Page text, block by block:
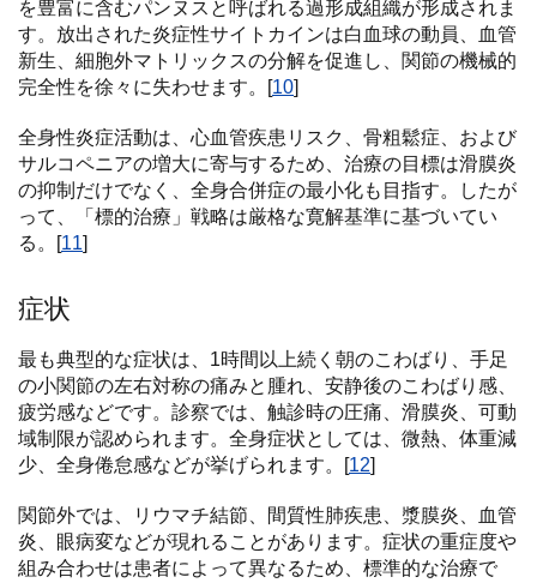
を豊富に含むパンヌスと呼ばれる過形成組織が形成されま
す。放出された炎症性サイトカインは白血球の動員、血管
新生、細胞外マトリックスの分解を促進し、関節の機械的
完全性を徐々に失わせます。[10]
全身性炎症活動は、心血管疾患リスク、骨粗鬆症、および
サルコペニアの増大に寄与するため、治療の目標は滑膜炎
の抑制だけでなく、全身合併症の最小化も目指す。したが
って、「標的治療」戦略は厳格な寛解基準に基づいてい
る。[11]
症状
最も典型的な症状は、1時間以上続く朝のこわばり、手足
の小関節の左右対称の痛みと腫れ、安静後のこわばり感、
疲労感などです。診察では、触診時の圧痛、滑膜炎、可動
域制限が認められます。全身症状としては、微熱、体重減
少、全身倦怠感などが挙げられます。[12]
関節外では、リウマチ結節、間質性肺疾患、漿膜炎、血管
炎、眼病変などが現れることがあります。症状の重症度や
組み合わせは患者によって異なるため、標準的な治療で